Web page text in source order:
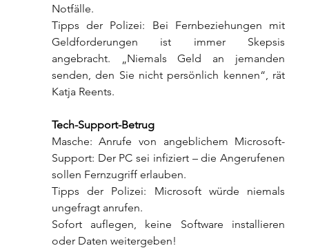
Notfälle.
Tipps der Polizei: Bei Fernbeziehungen mit
Geldforderungen ist immer Skepsis
angebracht. „Niemals Geld an jemanden
senden, den Sie nicht persönlich kennen“, rät
Katja Reents.
Tech-Support-Betrug
Masche: Anrufe von angeblichem Microsoft-
Support: Der PC sei infiziert – die Angerufenen
sollen Fernzugriff erlauben.
Tipps der Polizei: Microsoft würde niemals
ungefragt anrufen.
Sofort auflegen, keine Software installieren
oder Daten weitergeben!